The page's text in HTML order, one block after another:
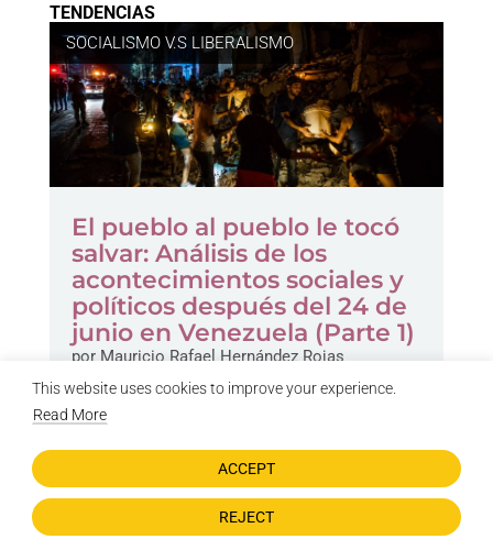
This website uses cookies to improve your experience.
Read More
REJECT
ACCEPT
TENDENCIAS
SOCIALISMO V.S LIBERALISMO
El pueblo al pueblo le tocó
salvar: Análisis de los
acontecimientos sociales y
políticos después del 24 de
junio en Venezuela (Parte 1)
porMauricio Rafael Hernández Rojas
julio 26, 2026